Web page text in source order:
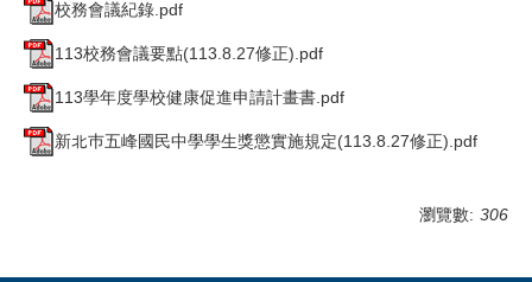
校務會議紀錄.pdf
113校務會議要點(113.8.27修正).pdf
113學年度學校健康促進申請計畫書.pdf
新北巿五峰國民中學學生獎懲實施規定(113.8.27修正).pdf
瀏覽數: 306